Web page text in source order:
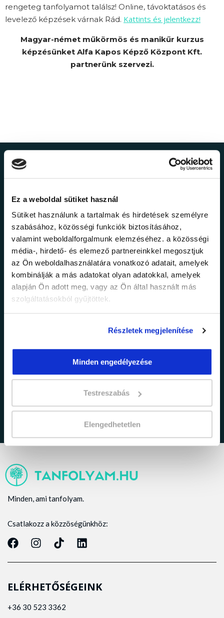
Ez a weboldal sütiket használ
Sütiket használunk a tartalmak és hirdetések személyre
szabásához, közösségi funkciók biztosításához,
valamint weboldalforgalmunk elemzéséhez. a közösségi
média-, hirdető- és elemező partnereinkkel megosztjuk
az Ön weboldalhasználatára vonatkozó adatait, amelyek
kombinálják a más adatokat olyan adatokkal, amelyek
alapján Ön adott meg, vagy az Ön által használt más
szolgáltatásokból gyűjtöttek.
Részletek megjelenítése
Minden engedélyezése
Testreszabás
Elengedhetetlen
rengeteg tanfolyamot találsz! Online, távoktatásos és
levelező képzések várnak Rád. Kattints és jelentkezz!
Magyar-német műkörmös és manikűr kurzus
képzésünket Alfa Kapos Képző Központ Kft.
partnerünk szervezi.
Ne maradj le a
legfrissebb
információkról!
Értesülj elsőként legújabb tanfolyamainkról,
legfrissebb híreinkről és időszakos
adatkezelési tájékoztatóban
foglaltakat.
Minden, ami tanfolyam.
Csatlakozz a közzöségünkhöz:
ELÉRHETŐSÉGEINK
+36 30 523 3362